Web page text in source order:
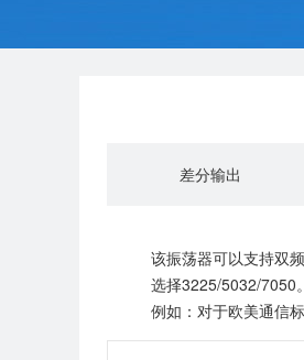
差分输出
该振荡器可以支持双
选择3225/5032/7050
例如：对于欧美通信